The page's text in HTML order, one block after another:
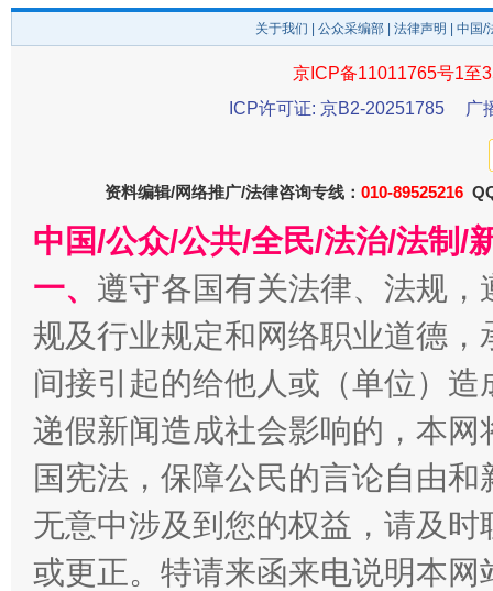
公平竞争审查“十大案例”出炉！ 一纸欠
东山县通报“牛蛙产品抗生素超标问题”
关于我们 公众采编部 法律声明 | 中国
京ICP备11011765号1至
ICP许可证: 京B2-20251785
广
资料编辑/网络推广/法律咨询专线： 010-89525216
中国/公众/公共/全民/法治/法制/
一、 遵守各国有关法律、法规
规及行业规定和网络职业道德
间接引起的给他人或（单位）
递假新闻造成社会影响的，本
国宪法，保障公民的言论自由
无意中涉及到您的权益，请及
或更正。特请来函来电说明本